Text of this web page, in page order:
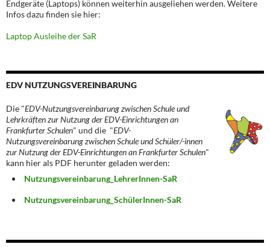
Endgeräte (Laptops) können weiterhin ausgeliehen werden. Weitere
Infos dazu finden sie hier:
Laptop Ausleihe der SaR
EDV NUTZUNGSVEREINBARUNG
Die "EDV-Nutzungsvereinbarung zwischen Schule und
Lehrkräften zur Nutzung der EDV-Einrichtungen an
Frankfurter Schulen" und die "EDV-
Nutzungsvereinbarung zwischen Schule und Schüler/-innen
zur Nutzung der EDV-Einrichtungen an Frankfurter Schulen"
kann hier als PDF herunter geladen werden:
Nutzungsvereinbarung_LehrerInnen-SaR
Nutzungsvereinbarung_SchülerInnen-SaR